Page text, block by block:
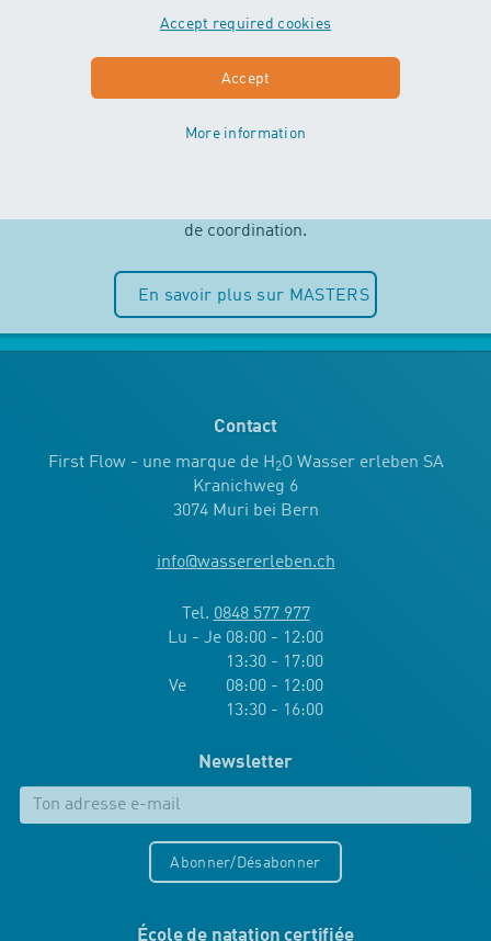
Accept required cookies
Accept
More information
MASTERS
Indépendance et plaisir de l’eau sont
de coordination.
En savoir plus sur MASTERS
Contact
First Flow - une marque de H2O Wasser erleben SA
Kranichweg 6
3074 Muri bei Bern
info@wassererleben.ch
Tel. 0848 577 977
Lu - Je 08:00 - 12:00
13:30 - 17:00
Ve 08:00 - 12:00
13:30 - 16:00
Newsletter
Abonner/Désabonner
École de natation certifiée